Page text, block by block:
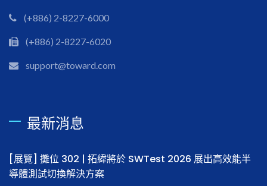
(+886) 2-8227-6000
(+886) 2-8227-6020
support@toward.com
最新消息
[展覽] 攤位 302 | 拓緯將於 SWTest 2026 展出高效能半
導體測試切換解決方案